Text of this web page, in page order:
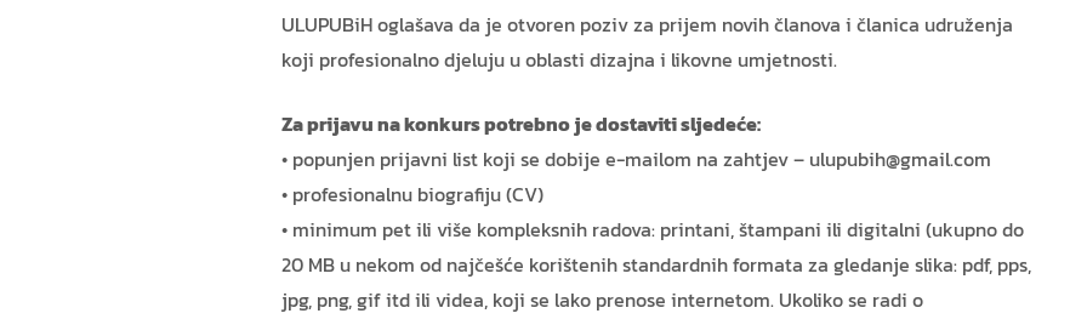
ULUPUBiH oglašava da je otvoren poziv za prijem novih članova i članica udruženja
koji profesionalno djeluju u oblasti dizajna i likovne umjetnosti.
Za prijavu na konkurs potrebno je dostaviti sljedeće:
• popunjen prijavni list koji se dobije e-mailom na zahtjev – ulupubih@gmail.com
• profesionalnu biografiju (CV)
• minimum pet ili više kompleksnih radova: printani, štampani ili digitalni (ukupno do
20 MB u nekom od najčešće korištenih standardnih formata za gledanje slika: pdf, pps,
jpg, png, gif itd ili videa, koji se lako prenose internetom. Ukoliko se radi o